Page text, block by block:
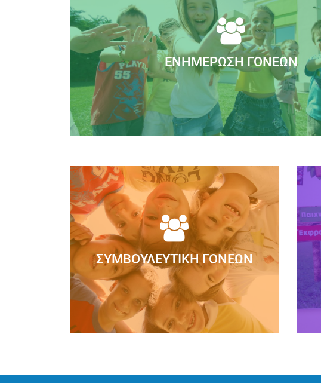
ΕΝΗΜΈΡΩΣΗ ΓΟΝΈΩΝ
Στο ΣΥΓΧΡΟΝΟ ΝΗΠΙΑΓΩΓΕΙΟ, στα πλαίσια της
φιλοσοφίας μας, θεωρούμε απαραίτητη τη
Διαβάστε Περισσότερα
ΣΥΜΒΟΥΛΕΥΤΙΚΉ ΓΟΝΈΩΝ